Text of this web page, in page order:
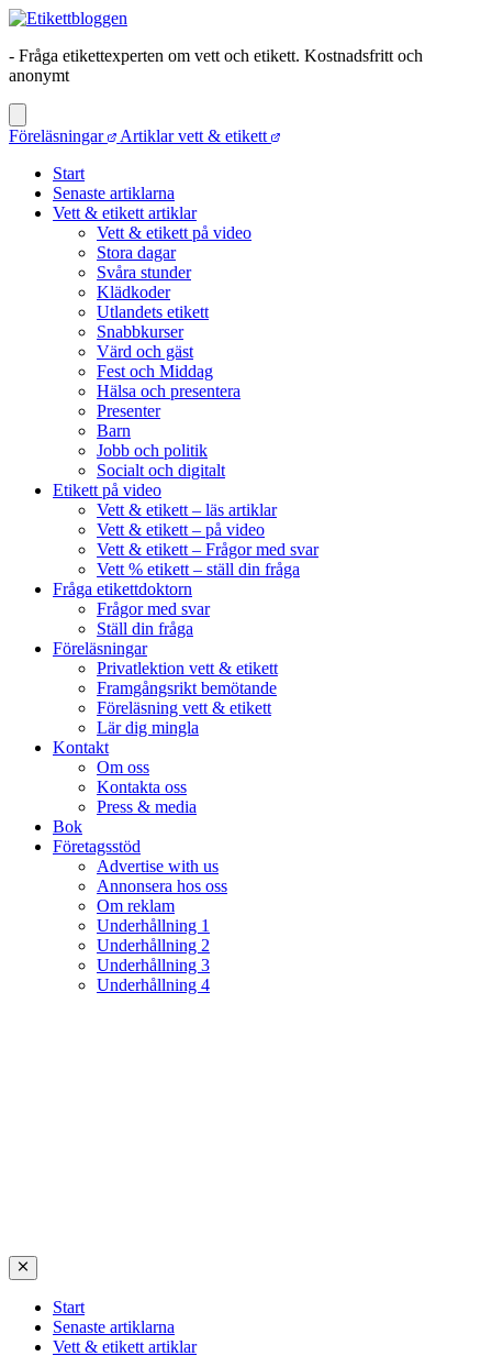
- Fråga etikettexperten om vett och etikett. Kostnadsfritt och
anonymt
Föreläsningar
Artiklar vett & etikett
Start
Senaste artiklarna
Vett & etikett artiklar
Vett & etikett på video
Stora dagar
Svåra stunder
Klädkoder
Utlandets etikett
Snabbkurser
Värd och gäst
Fest och Middag
Hälsa och presentera
Presenter
Barn
Jobb och politik
Socialt och digitalt
Etikett på video
Vett & etikett – läs artiklar
Vett & etikett – på video
Vett & etikett – Frågor med svar
Vett % etikett – ställ din fråga
Fråga etikettdoktorn
Frågor med svar
Ställ din fråga
Föreläsningar
Privatlektion vett & etikett
Framgångsrikt bemötande
Föreläsning vett & etikett
Lär dig mingla
Kontakt
Om oss
Kontakta oss
Press & media
Bok
Företagsstöd
Advertise with us
Annonsera hos oss
Om reklam
Underhållning 1
Underhållning 2
Underhållning 3
Underhållning 4
Start
Senaste artiklarna
Vett & etikett artiklar